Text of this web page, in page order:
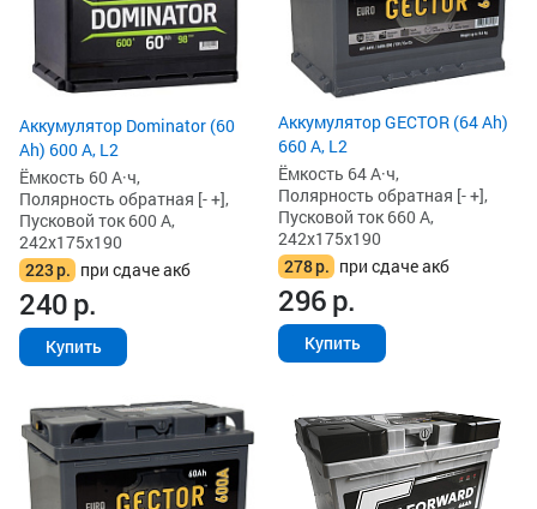
Аккумулятор Dominator (60
Ah) 600 А, L2
Ёмкость 60 А·ч,
Полярность обратная [- +],
Пусковой ток 600 А,
242x175x190
223р. при сдаче акб
240р.
Купить
Аккумулятор GECTOR (64 Ah)
660 А, L2
Ёмкость 64 А·ч,
Полярность обратная [- +],
Пусковой ток 660 А,
242x175x190
278р. при сдаче акб
296р.
Купить